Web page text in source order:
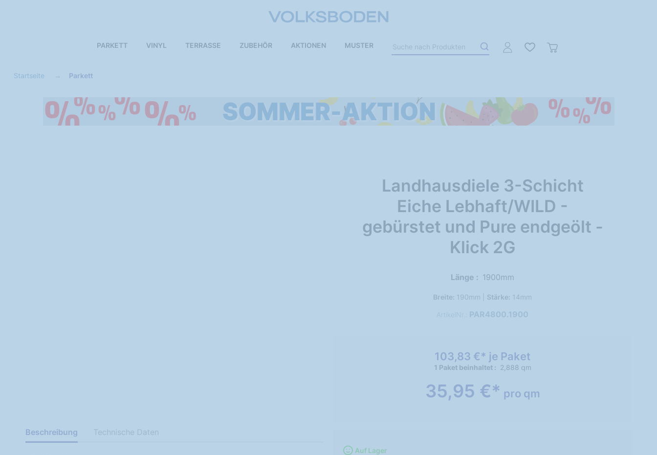
PARKETT VINYL TERRASSE ZUBEHÖR AKTIONEN MUSTER
Startseite Parkett
Landhausdiele 3-Schicht
Eiche Lebhaft/WILD -
gebürstet und Pure endgeölt -
Klick 2G
Länge 1900mm
Breite: 190mm | Stärke: 14mm
ArtikelNr.: PAR4800.1900
103,83 €* je Paket
1 Paket beinhaltet 2,888 qm
35,95 €* pro qm
Auf Lager
Beschreibung Technische Daten